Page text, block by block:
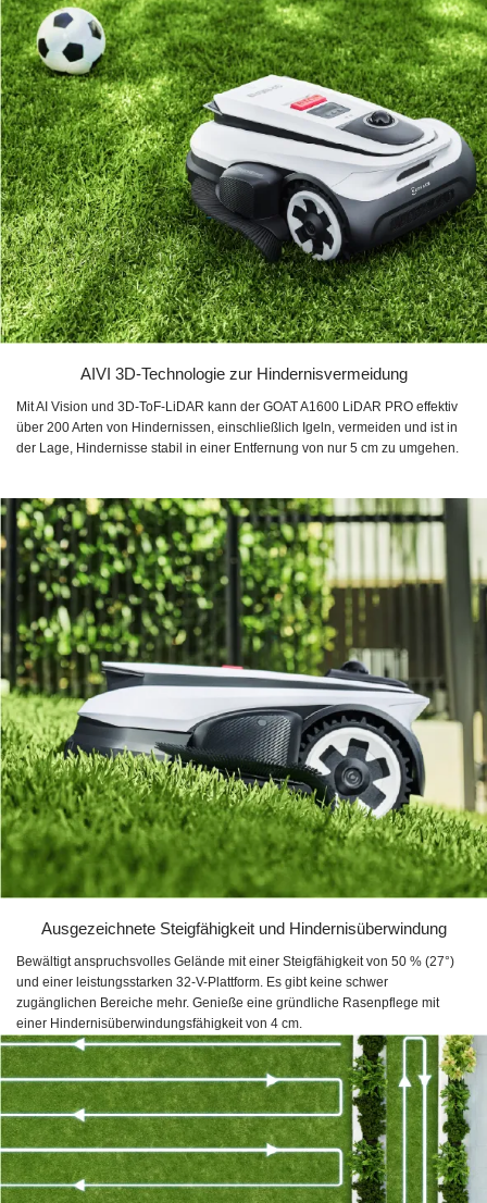
AIVI 3D-Technologie zur Hindernisvermeidung
Mit AI Vision und 3D-ToF-LiDAR kann der GOAT A1600 LiDAR PRO effektiv
über 200 Arten von Hindernissen, einschließlich Igeln, vermeiden und ist in
der Lage, Hindernisse stabil in einer Entfernung von nur 5 cm zu umgehen.
Ausgezeichnete Steigfähigkeit und Hindernisüberwindung
Bewältigt anspruchsvolles Gelände mit einer Steigfähigkeit von 50 % (27°)
und einer leistungsstarken 32-V-Plattform. Es gibt keine schwer
zugänglichen Bereiche mehr. Genieße eine gründliche Rasenpflege mit
einer Hindernisüberwindungsfähigkeit von 4 cm.